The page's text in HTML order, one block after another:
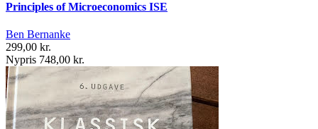
Principles of Microeconomics ISE
Ben Bernanke
299,00 kr.
Nypris 748,00 kr.